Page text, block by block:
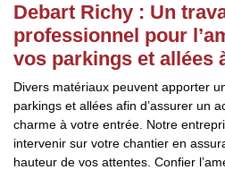
Debart Richy : Un
professionnel pour
vos parkings et allées
Divers matériaux peuvent apporter
parkings et allées afin d’assurer un
charme à votre entrée. Notre
intervenir sur votre chantier en
hauteur de vos attentes. Confier